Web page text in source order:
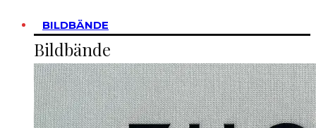
BILDBÄNDE
Bildbände